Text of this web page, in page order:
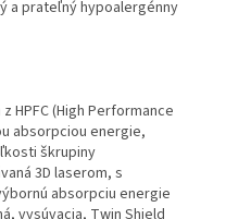
a prateľný hypoalergénny
HPFC (High Performance
absorpciou energie,
škrupiny
3D laserom, s
absorpciu energie
vysúvacia, Twin Shield